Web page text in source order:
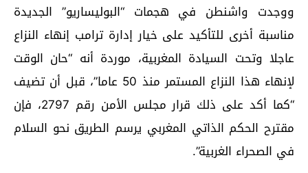
ووجدت واشنطن في هجمات “البوليساريو” الجديدة
مناسبة أخرى للتأكيد على خيار إدارة ترامب إنهاء النزاع
عاجلا وتحت السيادة المغربية، موردة أنه “حان الوقت
لإنهاء هذا النزاع المستمر منذ 50 عاما”، قبل أن تضيف
“كما أكد على ذلك قرار مجلس الأمن رقم 2797، فإن
مقترح الحكم الذاتي المغربي يرسم الطريق نحو السلام
في الصحراء الغربية”.